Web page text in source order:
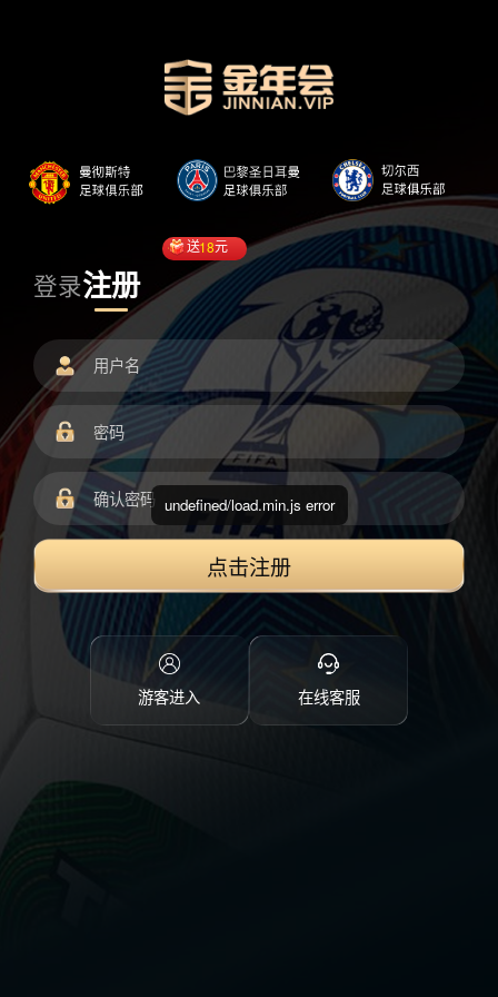
登录注册
送18元
点击注册
游客进入 在线客服
undefined/load.min.js error